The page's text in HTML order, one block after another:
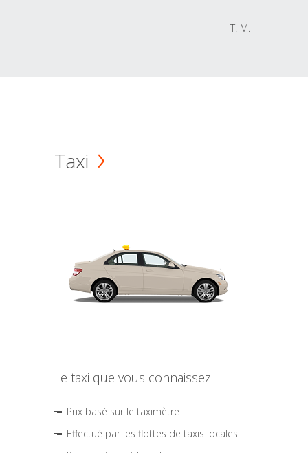
T. M.
Taxi
Le taxi que vous connaissez
Prix basé sur le taximètre
Effectué par les flottes de taxis locales